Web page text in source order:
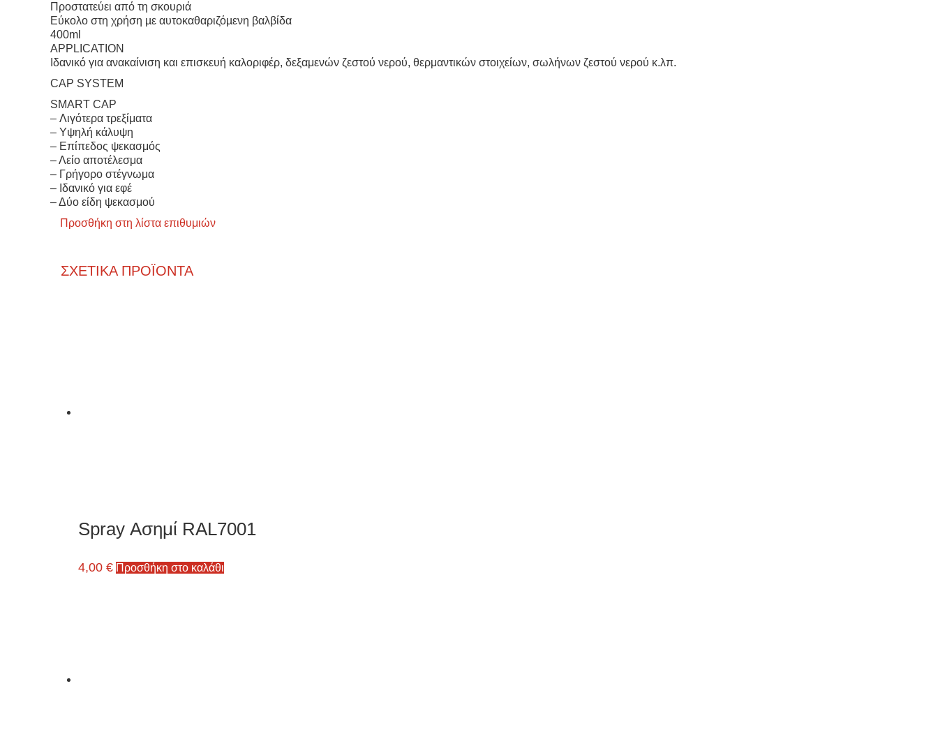
Προστατεύει από τη σκουριά
Εύκολο στη χρήση µε αυτοκαθαριζόµενη βαλβίδα
400ml
APPLICATION
Ιδανικό για ανακαίνιση και επισκευή καλοριφέρ, δεξαμενών ζεστού νερού, θερμαντικών στοιχείων, σωλήνων ζεστού νερού κ.λπ.
CAP SYSTEM
SMART CAP
– Λιγότερα τρεξίματα
– Υψηλή κάλυψη
– Επίπεδος ψεκασμός
– Λείο αποτέλεσμα
– Γρήγορο στέγνωμα
– Ιδανικό για εφέ
– Δύο είδη ψεκασμού
Προσθήκη στη λίστα επιθυμιών
ΣΧΕΤΙΚΆ ΠΡΟΪΌΝΤΑ
Spray Ασημί RAL7001
4,00 € Προσθήκη στο καλάθι